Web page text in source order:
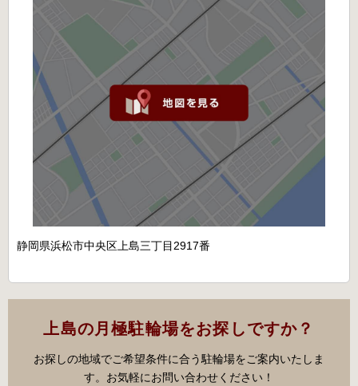
静岡県浜松市中央区上島三丁目2917番
上島の月極駐輪場をお探しですか？
お探しの地域でご希望条件に合う駐輪場をご案内いたしま
す。お気軽にお問い合わせください！